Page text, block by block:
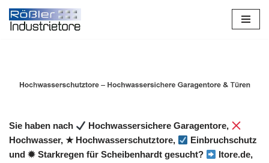
Zum
Sie haben nach
Hochwassersichere Garagentore,
Hochwasser, ★ Hochwasserschutztore,
Einbruchschutz
und ✹ Starkregen für Scheibenhardt gesucht?
Itore.de,